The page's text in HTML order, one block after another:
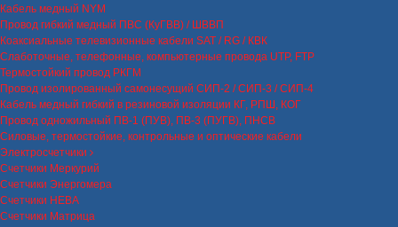
Кабель медный NYM
Провод гибкий медный ПВС (КуГВВ) / ШВВП
Коаксиальные телевизионные кабели SAT / RG / КВК
Слаботочные, телефонные, компьютерные провода UTP, FTP
Термостойкий провод РКГМ
Провод изолированный самонесущий СИП-2 / СИП-3 / СИП-4
Кабель медный гибкий в резиновой изоляции КГ, РПШ, КОГ
Провод одножильный ПВ-1 (ПУВ), ПВ-3 (ПУГВ), ПНСВ
Силовые, термостойкие, контрольные и оптические кабели
Электросчетчики
Счетчики Меркурий
Счетчики Энергомера
Счетчики НЕВА
Счетчики Матрица